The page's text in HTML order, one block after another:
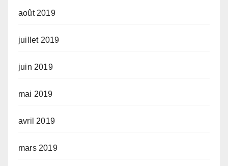
août 2019
juillet 2019
juin 2019
mai 2019
avril 2019
mars 2019